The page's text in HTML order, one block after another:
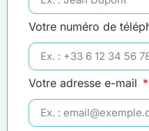
Votre numéro de
Votre adresse e-mail